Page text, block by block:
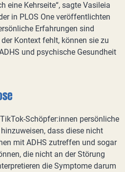
eine Kehrseite“, sagte Vasileia
in PLOS One veröffentlichten
Erfahrungen sind
Kontext fehlt, können sie zu
und psychische Gesundheit
Schöpfer:innen persönliche
dass diese nicht
mit ADHS zutreffen und sogar
die nicht an der Störung
die Symptome darum